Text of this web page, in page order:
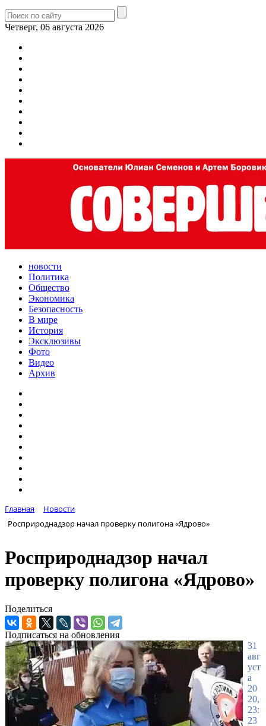
Четверг, 06 августа 2026
новости
Политика
Общество
Экономика
Безопасность
В мире
История
Эксклюзивы
Фото
Видео
Архив
Главная
Новости
Росприроднадзор начал проверку полигона «Ядрово»
Росприроднадзор начал
проверку полигона «Ядрово»
Поделиться
Подписаться на обновления
31
авг
уст
а
20
20,
23:
23